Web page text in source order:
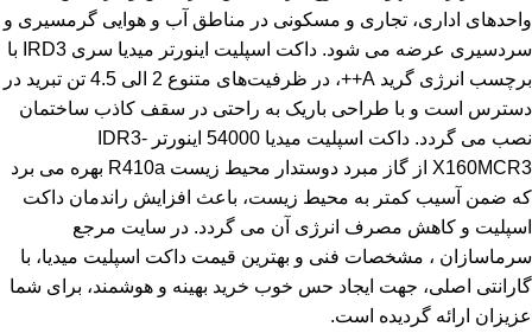
واحدهای اداری، تجاری و مسکونی در مناطق آب و هوایی گرمسیری و
سردسیری عرضه می شود. داکت اسپلیت اینورتر میدیا سری IRD3 با
برچسب انرژی گرید A++، در ظرفیت‌های متنوع 2 الی 4.5 تن تبرید در
دسترس است و با طراحی باریک به راحتی در سقف کاذب ساختمان
نصب می گردد. داکت اسپلیت میدیا 54000 اینورتر IDR3-
X160MCR3 از گاز مبرد دوستدار محیط زیست R410a بهره می برد
که ضمن آسیب کمتر به محیط زیست، باعث افزایش راندمان داکت
اسپلیت و کاهش مصرف انرژی آن می گردد. در سایت مرجع
سرماسازان ، مشخصات فنی و بهترین قیمت داکت اسپلیت میدیا، با
گارانتی اصلی، جهت ایجاد حس خوب خرید بهینه و هوشمند، برای شما
عزیزان ارائه گردیده است.